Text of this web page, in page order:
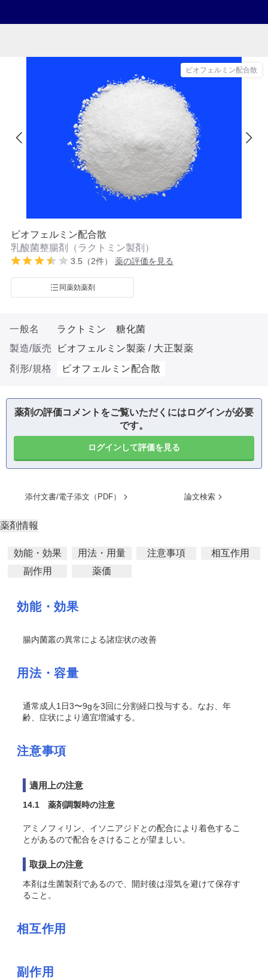
ビオフェルミン配合散
ビオフェルミン配合散
乳酸菌整腸剤（ラクトミン製剤）
3.5（2件） 薬の評価を見る
同薬効薬剤
一般名
ラクトミン 糖化菌
製造/販売
ビオフェルミン製薬 / 大正製薬
剤形/規格
ビオフェルミン配合散
薬剤の評価コメントをご覧いただくにはログインが必要
です。
ログインして評価を見る
添付文書/電子添文（PDF） 論文検索
薬剤情報
効能・効果 用法・用量 注意事項
相互作用
副作用
薬価
効能・効果
腸内菌叢の異常による諸症状の改善
用法・容量
通常成人1日3〜9gを3回に分割経口投与する。なお、年
齢、症状により適宜増減する。
注意事項
適用上の注意
14.1 薬剤調製時の注意
アミノフィリン、イソニアジドとの配合により着色するこ
とがあるので配合をさけることが望ましい。
取扱上の注意
本剤は生菌製剤であるので、開封後は湿気を避けて保存す
ること。
相互作用
副作用